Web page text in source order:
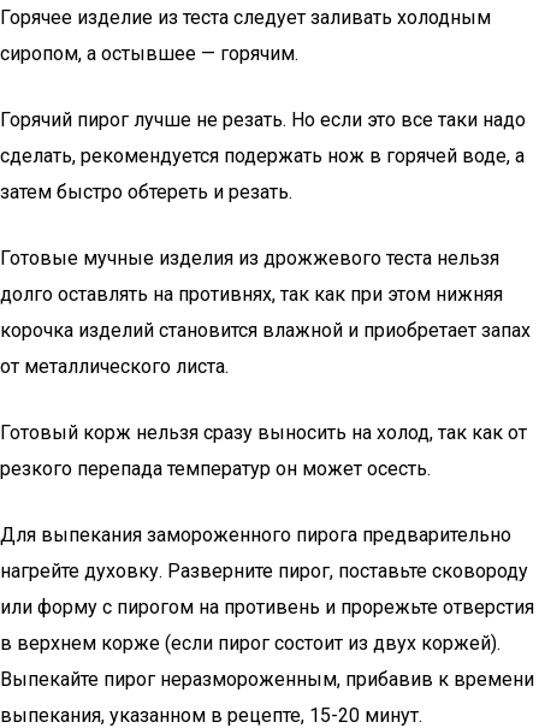
Горячее изделие из теста следует заливать холодным
сиропом, а остывшее — горячим.
Горячий пирог лучше не резать. Но если это все таки надо
сделать, рекомендуется подержать нож в горячей воде, а
затем быстро обтереть и резать.
Готовые мучные изделия из дрожжевого теста нельзя
долго оставлять на противнях, так как при этом нижняя
корочка изделий становится влажной и приобретает запах
от металлического листа.
Готовый корж нельзя сразу выносить на холод, так как от
резкого перепада температур он может осесть.
Для выпекания замороженного пирога предварительно
нагрейте духовку. Разверните пирог, поставьте сковороду
или форму с пирогом на противень и прорежьте отверстия
в верхнем корже (если пирог состоит из двух коржей).
Выпекайте пирог неразмороженным, прибавив к времени
выпекания, указанном в рецепте, 15-20 минут.